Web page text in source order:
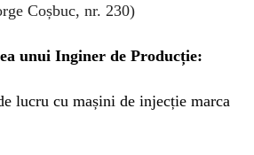
Coșbuc, nr. 230)
unui Inginer de Producție:
lucru cu mașini de injecție marca